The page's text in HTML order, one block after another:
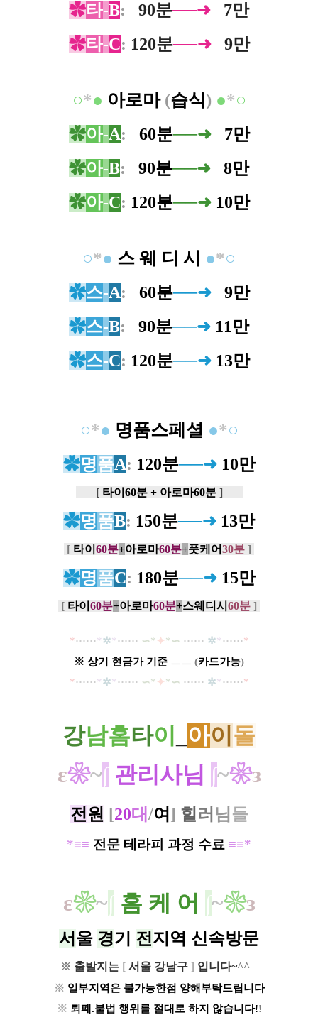
✿타-B: 90분──➜
7만
✿타-C: 120분──➜ 9만
○*● 아로마 (습식) ●*○
✿아-A: 60분──➜
7만
✿아-B: 90분──➜
8만
✿아-C: 120분──➜10만
○*● 스 웨 디 시 ●*○
✿스-A: 60분──➜
9만
✿스-B: 90분──➜ 11만
✿스-C: 120분──➜13만
○*● 명품스페셜 ●*○
✿명품A: 120분──➜10만
[ 타이60분 + 아로마60분]
✿명품B: 150분──➜ 13만
[ 타이 60분+아로마60분+풋케어30분 ]
✿명품C: 180분──➜15만
[ 타이 60분+아로마60분+스웨디시 60분 ]
*······*✲*······ ∽*✦*∽ ······ ✲*······*
※ 상기 현금가 기준 (카드가능)
*······*✲*······ ∽*✦*∽ ······ ✲*······*
강남홈타이 아이 돌
ε❀~∫​ 관리사님 ∫~❀з
전원 [20대/여 ] 힐 러 님 들
*≡≡ 전문 테라피 과정 수료 ≡≡*
ε❀~∫​ 홈 케 어 ∫~❀з
서 울 경기 전지역 신속방문
※ 출발지는 [ 서울 강남구 ] 입니다~^^
※ 일부지역은 불가능한점 양해부탁드립니다
※ 퇴폐.불법 행위를 절대로 하지 않습니다!!